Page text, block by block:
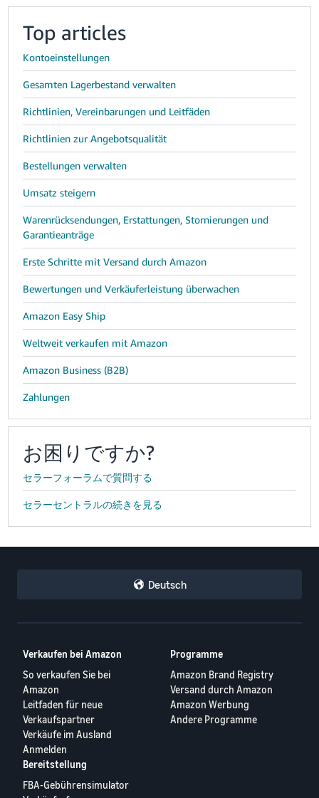
Top articles
Kontoeinstellungen
Gesamten Lagerbestand verwalten
Richtlinien, Vereinbarungen und Leitfäden
Richtlinien zur Angebotsqualität
Bestellungen verwalten
Umsatz steigern
Warenrücksendungen, Erstattungen, Stornierungen und
Garantieanträge
Erste Schritte mit Versand durch Amazon
Bewertungen und Verkäuferleistung überwachen
Amazon Easy Ship
Weltweit verkaufen mit Amazon
Amazon Business (B2B)
Zahlungen
お困りですか?
セラーフォーラムで質問する
セラーセントラルの続きを見る
Deutsch
Verkaufen bei Amazon
So verkaufen Sie bei
Amazon
Leitfaden für neue
Verkaufspartner
Verkäufe im Ausland
Anmelden
Programme
Amazon Brand Registry
Versand durch Amazon
Amazon Werbung
Andere Programme
Bereitstellung
FBA-Gebührensimulator